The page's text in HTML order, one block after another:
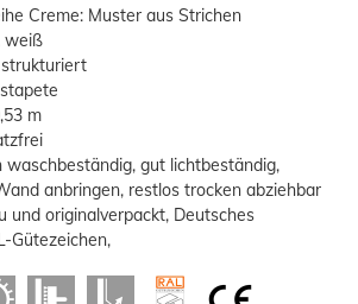
Creme: Muster aus Strichen
weiß
m
waschbeständig, gut lichtbeständig,
anbringen, restlos trocken abziehbar
und originalverpackt, Deutsches
Gütezeichen,